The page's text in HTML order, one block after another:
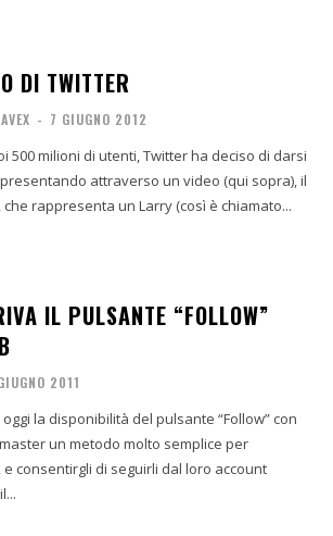
DI TWITTER
- 7 GIUGNO 2012
500 milioni di utenti, Twitter ha deciso di darsi
attraverso un video (qui sopra), il
rappresenta un Larry (così è chiamato...
IL PULSANTE “FOLLOW”
2011
la disponibilità del pulsante “Follow” con
un metodo molto semplice per
consentirgli di seguirli dal loro account
il...